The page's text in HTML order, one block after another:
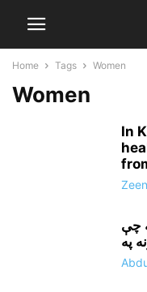
Home Tags Women
Women
In
چې